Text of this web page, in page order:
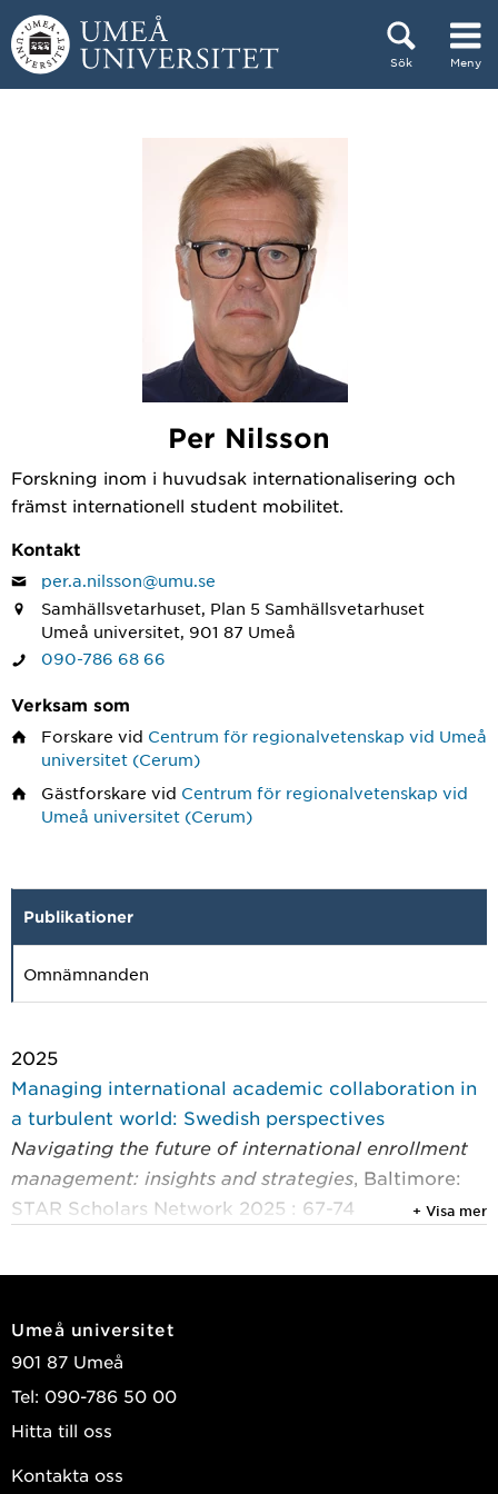
Hoppa direkt till innehållet
Sök Meny
Per Nilsson
Forskning inom i huvudsak internationalisering och
främst internationell student mobilitet.
Kontakt
per.a.nilsson@umu.se
Samhällsvetarhuset, Plan 5 Samhällsvetarhuset
Umeå universitet, 901 87 Umeå
090-786 68 66
Verksam som
Forskare vid Centrum för regionalvetenskap vid Umeå
universitet (Cerum)
Gästforskare vid Centrum för regionalvetenskap vid
Umeå universitet (Cerum)
Publikationer
Omnämnanden
2025
Managing international academic collaboration in
a turbulent world: Swedish perspectives
Navigating the future of international enrollment
management: insights and strategies , Baltimore:
STAR Scholars Network 2025 : 67-74
estimation of the post-COVID-19 situation
Reimagining border in cross-border education
Routledge 2024 : 28-44
Nilsson, Per A.
2024
+ Visa mer
Umeå universitet
901 87 Umeå
Tel: 090-786 50 00
Hitta till oss
Kontakta oss